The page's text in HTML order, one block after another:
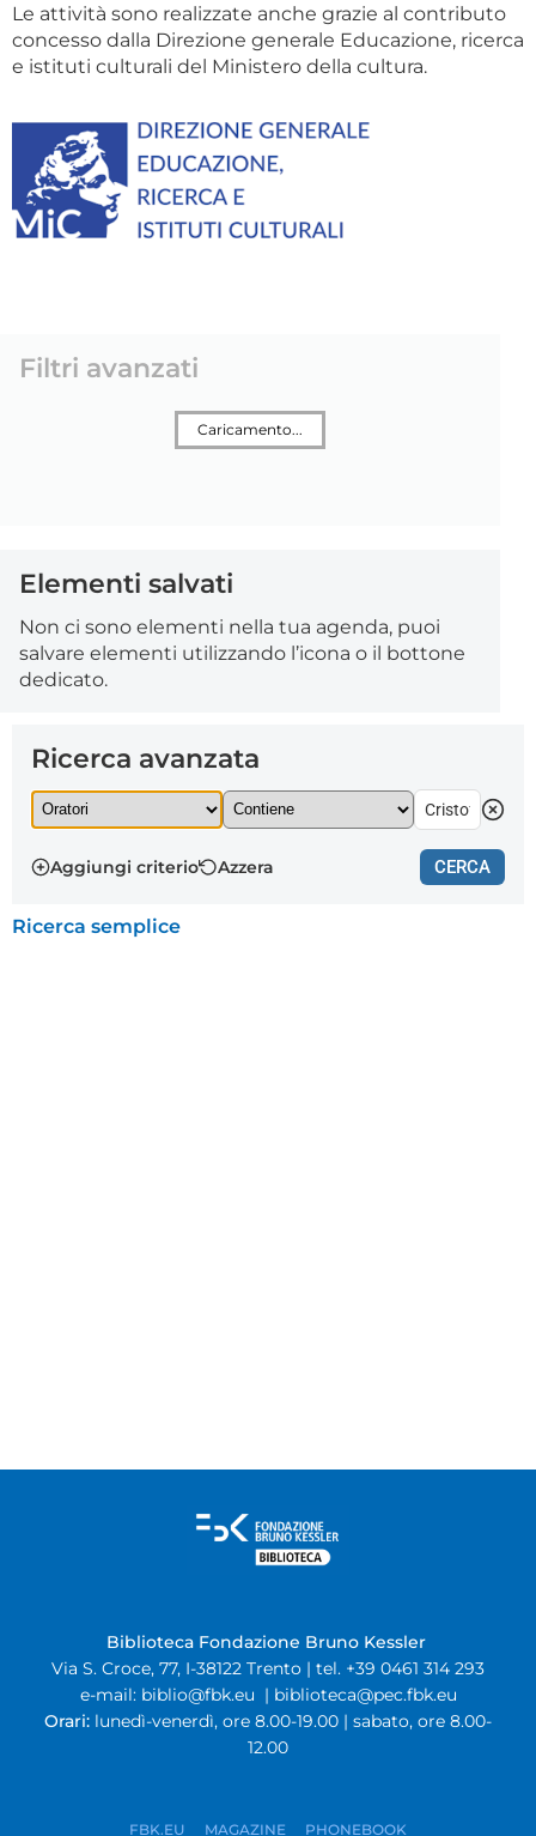
Le attività sono realizzate anche grazie al contributo
concesso dalla Direzione generale Educazione, ricerca
e istituti culturali del Ministero della cultura.
Filtri avanzati
Caricamento...
Elementi salvati
Non ci sono elementi nella tua agenda, puoi
salvare elementi utilizzando l’icona o il bottone
dedicato.
Ricerca avanzata
Aggiungi criterio Azzera CERCA
Ricerca semplice
Biblioteca Fondazione Bruno Kessler
Via S. Croce, 77, I-38122 Trento | tel. +39 0461 314 293
e-mail: biblio@fbk.eu | biblioteca@pec.fbk.eu
Orari: lunedì-venerdì, ore 8.00-19.00 | sabato, ore 8.00-
12.00
FBK.EU MAGAZINE PHONEBOOK